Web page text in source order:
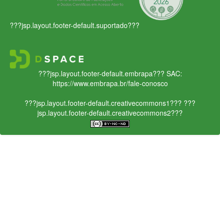
???jsp.layout.footer-default.suportado???
???jsp.layout.footer-default.embrapa??? SAC:
https://www.embrapa.br/fale-conosco
???jsp.layout.footer-default.creativecommons1??? ???
jsp.layout.footer-default.creativecommons2???